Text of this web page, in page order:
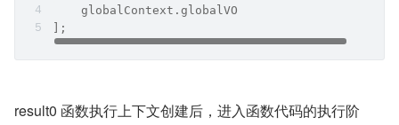
    globalContext.globalVO
];
result0 函数执行上下文创建后，进入函数代码的执行阶